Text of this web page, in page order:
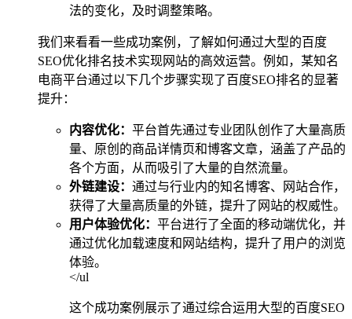
法的变化，及时调整策略。
我们来看看一些成功案例，了解如何通过大型的百度
SEO优化排名技术实现网站的高效运营。例如，某知名
电商平台通过以下几个步骤实现了百度SEO排名的显著
提升：
内容优化： 平台首先通过专业团队创作了大量高质
量、原创的商品详情页和博客文章，涵盖了产品的
各个方面，从而吸引了大量的自然流量。
外链建设： 通过与行业内的知名博客、网站合作，
获得了大量高质量的外链，提升了网站的权威性。
用户体验优化： 平台进行了全面的移动端优化，并
通过优化加载速度和网站结构，提升了用户的浏览
体验。
</ul
这个成功案例展示了通过综合运用大型的百度SEO